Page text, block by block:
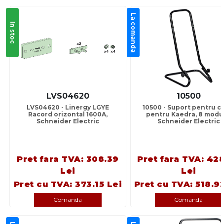
In stoc
LVS04620
LVS04620 - Linergy LGYE
Racord orizontal 1600A,
Schneider Electric
Pret fara TVA: 308.39
Lei
Pret cu TVA: 373.15 Lei
Comanda
La comanda
10500
10500 - Suport pentru
pentru Kaedra, 8
Schneider Electric
Pret fara TVA:
Lei
Pret cu TVA:
Comanda